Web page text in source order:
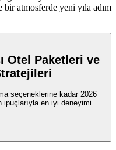
bir atmosferde yeni yıla adım
Otel Paketleri ve
seçeneklerine kadar 2026
ipuçlarıyla en iyi deneyimi